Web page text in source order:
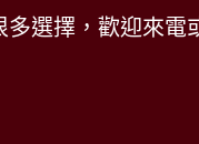
選擇，歡迎來電